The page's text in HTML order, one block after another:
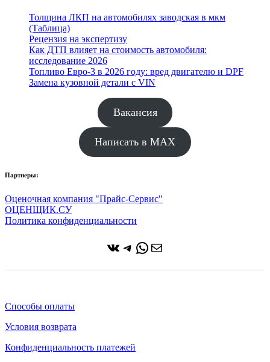
Толщина ЛКП на автомобилях заводская в мкм
(Таблица)
Рецензия на экспертизу
Как ДТП влияет на стоимость автомобиля:
исследование 2026
Топливо Евро-3 в 2026 году: вред двигателю и DPF
Замена кузовной детали с VIN
Вакансия
Написать в MAX
Партнеры:
Оценочная компания "Прайс-Сервис"
ОЦЕНЩИК.СУ
Политика конфиденциальности
ВКонтакте
Telegram
WhatsApp
Почта
Способы оплаты
Условия возврата
Конфиденциальность платежей